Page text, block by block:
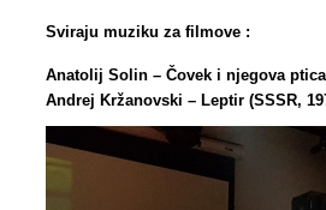
Sviraju muziku za filmove :
Anatolij Solin – Čovek i njegova ptica
Andrej Kržanovski – Leptir (SSSR,